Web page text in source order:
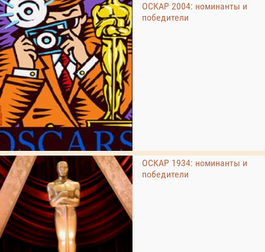
ОСКАР 2004: номинанты и
победители
ОСКАР 1934: номинанты и
победители